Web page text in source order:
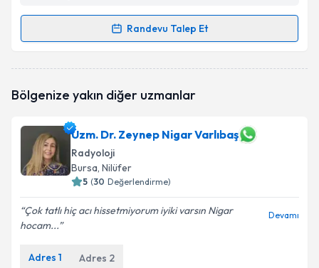
Randevu Talep Et
Randevu Takvimi Talebi
talebi oluşturun. Size bu uzmandan randevu almanız
bilgilendireceğiz.
E-posta Adresiniz
kapsamda işlenmesini kabul ediyorum.
Bölgenize yakın diğer uzmanlar
Uzm. Dr. Zeynep Nigar Varlıbaş
Radyoloji
Bursa, Nilüfer
5 (30 Değerlendirme)
Çok tatlı hiç acı hissetmiyorum iyiki varsın Nigar
hocam...
Devamı
Adres 1 Adres 2